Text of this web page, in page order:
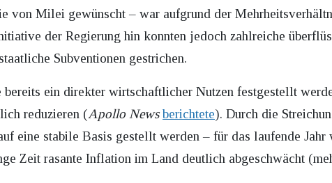
von Milei gewünscht – war aufgrund der
der Regierung hin konnten jedoch zahlreiche
Subventionen gestrichen.
ein direkter wirtschaftlicher Nutzen festgestellt
reduzieren (Apollo News berichtete). Durch die
eine stabile Basis gestellt werden – für das laufende Jahr
Zeit rasante Inflation im Land deutlich abgeschwächt